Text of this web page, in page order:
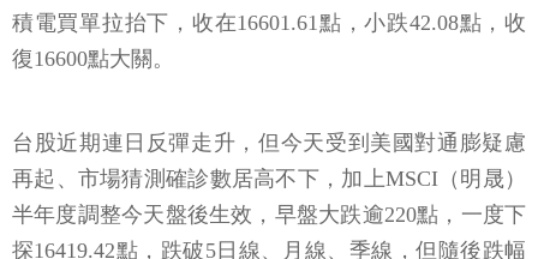
積電買單拉抬下，收在16601.61點，小跌42.08點，收
復16600點大關。
台股近期連日反彈走升，但今天受到美國對通膨疑慮
再起、市場猜測確診數居高不下，加上MSCI（明晟）
半年度調整今天盤後生效，早盤大跌逾220點，一度下
探16419.42點，跌破5日線、月線、季線，但隨後跌幅